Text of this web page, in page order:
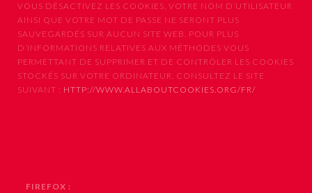
VOUS DÉSACTIVEZ LES COOKIES, VOTRE NOM D’UTILISATEUR
AINSI QUE VOTRE MOT DE PASSE NE SERONT PLUS
SAUVEGARDÉS SUR AUCUN SITE WEB. POUR PLUS
D’INFORMATIONS RELATIVES AUX MÉTHODES VOUS
PERMETTANT DE SUPPRIMER ET DE CONTRÔLER LES COOKIES
STOCKÉS SUR VOTRE ORDINATEUR, CONSULTEZ LE SITE
SUIVANT : HTTP://WWW.ALLABOUTCOOKIES.ORG/FR/
FIREFOX :